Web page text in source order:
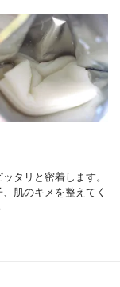
タリと密着します。
肌のキメを整えてく